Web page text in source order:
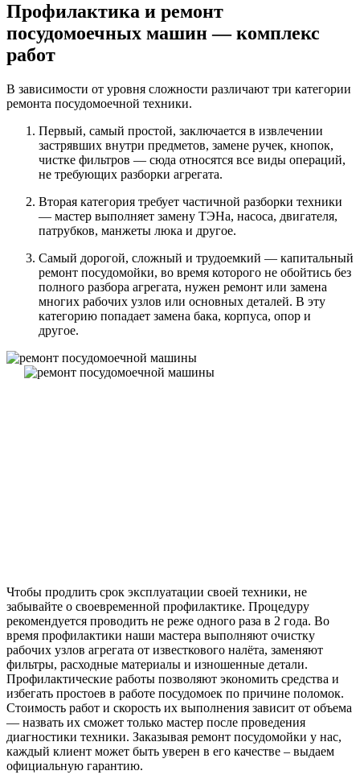
Профилактика и ремонт
посудомоечных машин — комплекс
работ
В зависимости от уровня сложности различают три категории
ремонта посудомоечной техники.
Первый, самый простой, заключается в извлечении
застрявших внутри предметов, замене ручек, кнопок,
чистке фильтров — сюда относятся все виды операций,
не требующих разборки агрегата.
Вторая категория требует частичной разборки техники
— мастер выполняет замену ТЭНа, насоса, двигателя,
патрубков, манжеты люка и другое.
Самый дорогой, сложный и трудоемкий — капитальный
ремонт посудомойки, во время которого не обойтись без
полного разбора агрегата, нужен ремонт или замена
многих рабочих узлов или основных деталей. В эту
категорию попадает замена бака, корпуса, опор и
другое.
Чтобы продлить срок эксплуатации своей техники, не
забывайте о своевременной профилактике. Процедуру
рекомендуется проводить не реже одного раза в 2 года. Во
время профилактики наши мастера выполняют очистку
рабочих узлов агрегата от известкового налёта, заменяют
фильтры, расходные материалы и изношенные детали.
Профилактические работы позволяют экономить средства и
избегать простоев в работе посудомоек по причине поломок.
Стоимость работ и скорость их выполнения зависит от объема
— назвать их сможет только мастер после проведения
диагностики техники. Заказывая ремонт посудомойки у нас,
каждый клиент может быть уверен в его качестве – выдаем
официальную гарантию.